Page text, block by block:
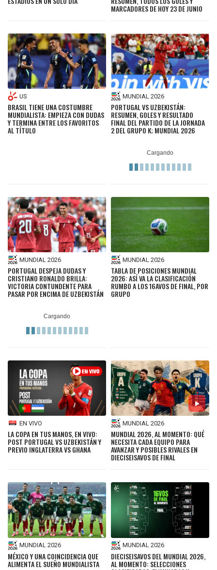
MARCADORES DE HOY 23 DE JUNIO
US
BRASIL TIENE UNA COSTUMBRE
MUNDIALISTA: EMPIEZA CON DUDAS
Y TERMINA ENTRE LOS FAVORITOS
AL TÍTULO
MUNDIAL 2026
PORTUGAL VS UZBEKISTÁN:
RESUMEN, GOLES Y RESULTADO
FINAL DEL PARTIDO DE LA JORNADA
2 DEL GRUPO K; MUNDIAL 2026
MUNDIAL 2026
PORTUGAL DESPEJA DUDAS Y
CRISTIANO RONALDO BRILLA:
VICTORIA CONTUNDENTE PARA
PASAR POR ENCIMA DE UZBEKISTÁN
MUNDIAL 2026
TABLA DE POSICIONES MUNDIAL
2026: ASÍ VA LA CLASIFICACIÓN
RUMBO A LOS 16AVOS DE FINAL, POR
GRUPO
EN VIVO
LA COPA EN TUS MANOS, EN VIVO:
POST PORTUGAL VS UZBEKISTÁN Y
PREVIO INGLATERRA VS GHANA
MUNDIAL 2026
MUNDIAL 2026, AL MOMENTO: QUÉ
NECESITA CADA EQUIPO PARA
AVANZAR Y POSIBLES RIVALES EN
DIECISEISAVOS DE FINAL
MUNDIAL 2026
MÉXICO Y UNA COINCIDENCIA QUE
ALIMENTA EL SUEÑO MUNDIALISTA
MUNDIAL 2026
DIECISEISAVOS DEL MUNDIAL 2026,
AL MOMENTO: SELECCIONES